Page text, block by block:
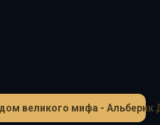
более богатую и гораздо
писатель создал для
великого мифа - Альберик